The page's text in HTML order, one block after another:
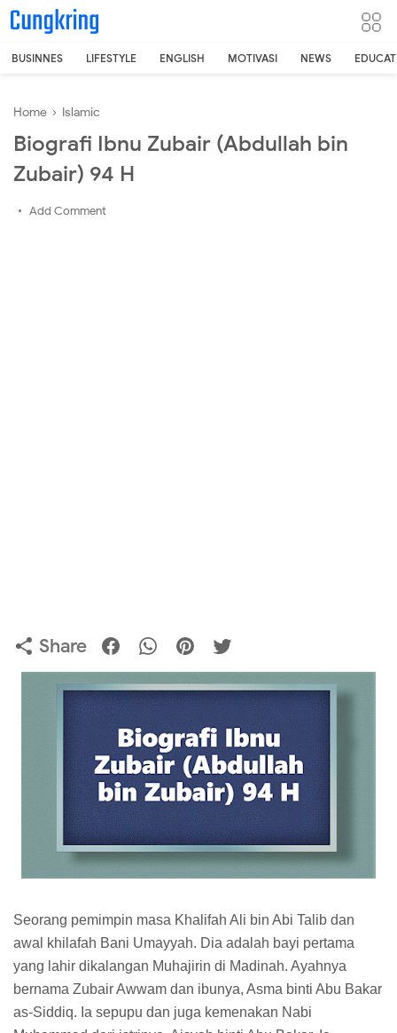
-->
BUSINNES LIFESTYLE ENGLISH MOTIVASI NEWS
Home › Islamic
Biografi Ibnu Zubair (Abdullah bin
Zubair) 94 H
Add Comment
Share
Seorang pemimpin masa Khalifah Ali bin Abi Talib dan
awal khilafah Bani Umayyah. Dia adalah bayi pertama
yang lahir dikalangan Muhajirin di Madinah. Ayahnya
bernama Zubair Awwam dan ibunya, Asma binti Abu Bakar
as-Siddiq. Ia sepupu dan juga kemenakan Nabi